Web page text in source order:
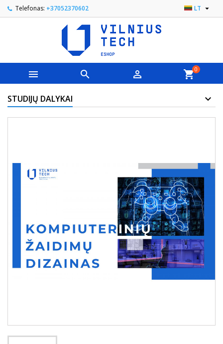
Telefonas: +37052370602 LT 
   shopping_cart0
STUDIJŲ DALYKAI